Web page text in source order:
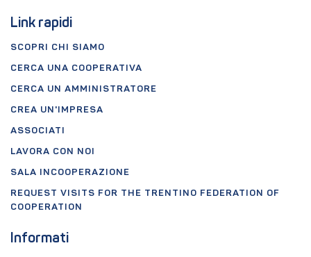
Link rapidi
SCOPRI CHI SIAMO
CERCA UNA COOPERATIVA
CERCA UN AMMINISTRATORE
CREA UN'IMPRESA
ASSOCIATI
LAVORA CON NOI
SALA INCOOPERAZIONE
REQUEST VISITS FOR THE TRENTINO FEDERATION OF
COOPERATION
Informati